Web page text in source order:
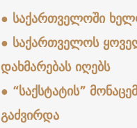
● საქართველოში
● საქართველოს
დახმარებას იღებს
● “საქსტატის”
გაძვირდა